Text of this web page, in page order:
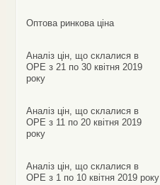
Оптова ринкова ціна
Аналіз цін, що склалися в
ОРЕ з 21 по 30 квітня 2019
року
Аналіз цін, що склалися в
ОРЕ з 11 по 20 квітня 2019
року
Аналіз цін, що склалися в
ОРЕ з 1 по 10 квітня 2019 року